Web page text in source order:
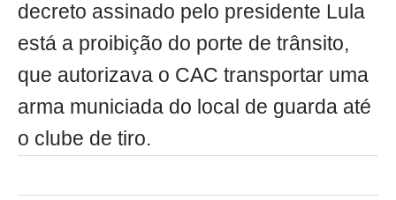
decreto assinado pelo presidente Lula
está a proibição do porte de trânsito,
que autorizava o CAC transportar uma
arma municiada do local de guarda até
o clube de tiro.